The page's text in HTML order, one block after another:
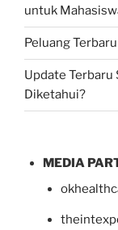
untuk
Peluang
Update Terbaru
Diketahui?
MEDIA